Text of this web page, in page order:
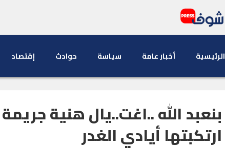
الرئيسية أخبار عامة سياسة حوادث إقتصاد
بنعبد الله ..اغت..يال هنية
ارتكبتها أيادي الغدر